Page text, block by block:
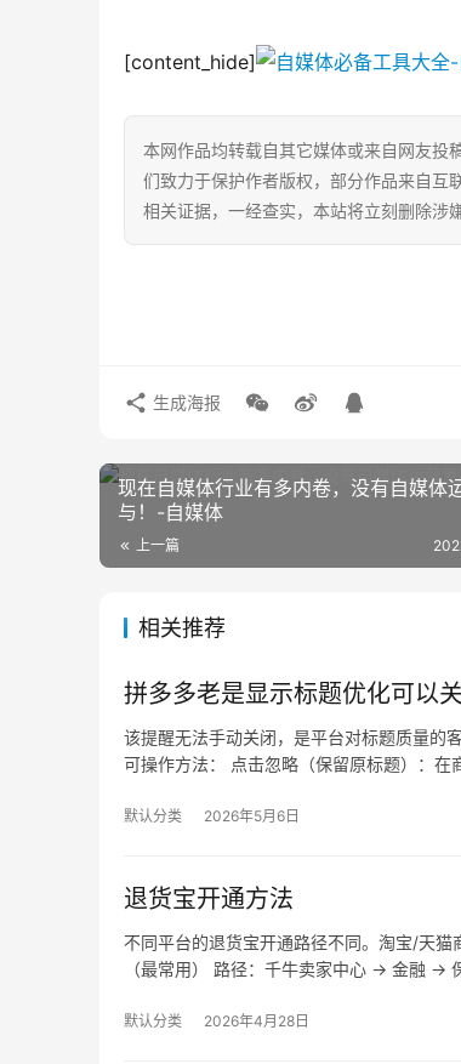
[content_hide]
本网作品均转载自其它媒体或来自网友投
们致力于保护作者版权，部分作品来自互
相关证据，一经查实，本站将立刻删除涉
生成海报
现在自媒体行业有多内卷，没有自媒体
与！-自媒体
上一篇
相关推荐
拼多多老是显示标题优化可以关
该提醒无法手动关闭，是平台对标题质量的
可操作方法： 点击忽略（保留原标题）：在
默认分类 2026年5月6日
退货宝开通方法
不同平台的退货宝开通路径不同。淘宝/天猫
（最常用） 路径：千牛卖家中心 → 金融 →
默认分类 2026年4月28日